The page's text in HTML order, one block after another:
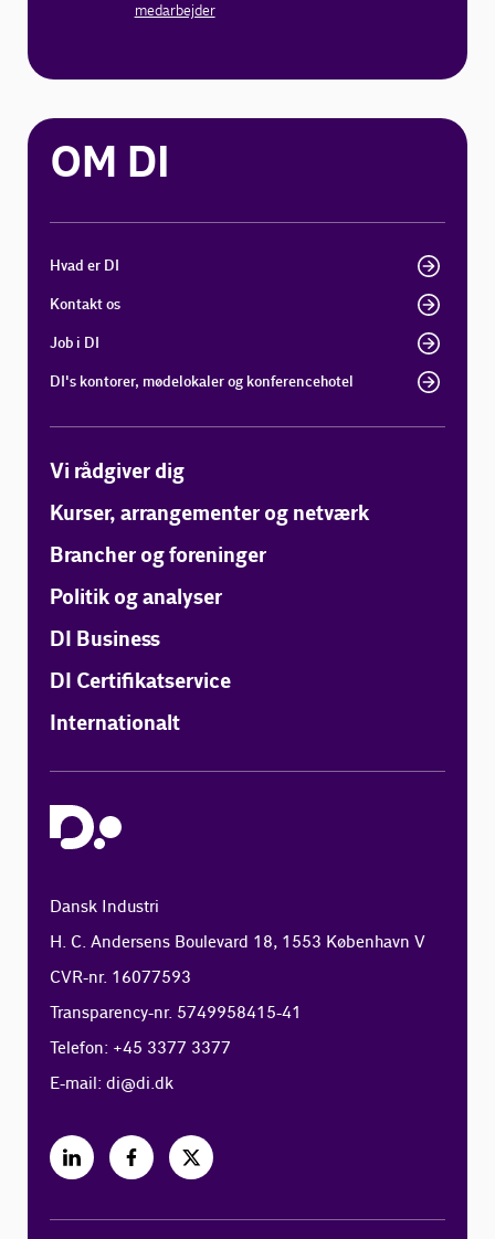
medarbejder
OM DI
Hvad er DI
Kontakt os
Job i DI
DI's kontorer, mødelokaler og konferencehotel
Vi rådgiver dig
Kurser, arrangementer og netværk
Brancher og foreninger
Politik og analyser
DI Business
DI Certifikatservice
Internationalt
Dansk Industri
H. C. Andersens Boulevard 18, 1553 København V
CVR-nr. 16077593
Transparency-nr. 5749958415-41
Telefon: +45 3377 3377
E-mail:di@di.dk